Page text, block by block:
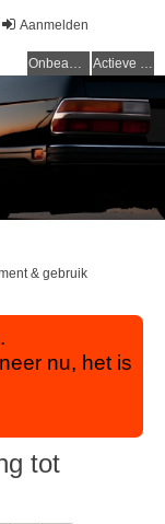
Aanmelden
Onbeantwoorde onderwerpen Actieve onderwerpen
& gebruik
nu, het is
tot